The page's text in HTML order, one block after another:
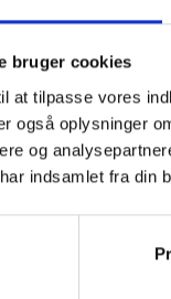
bruger cookies
at tilpasse vores
også oplysninger
og
indsamlet fra din
oktober 2023